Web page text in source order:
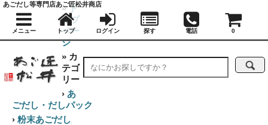
»ト
ップ
ペー
ジ
» カ
テゴ
リー
› あ
ごだし・だしパック
› 粉末あごだし
あごだし等専門店あご匠松井商店
メニュー トップ ログイン 探す 電話 0